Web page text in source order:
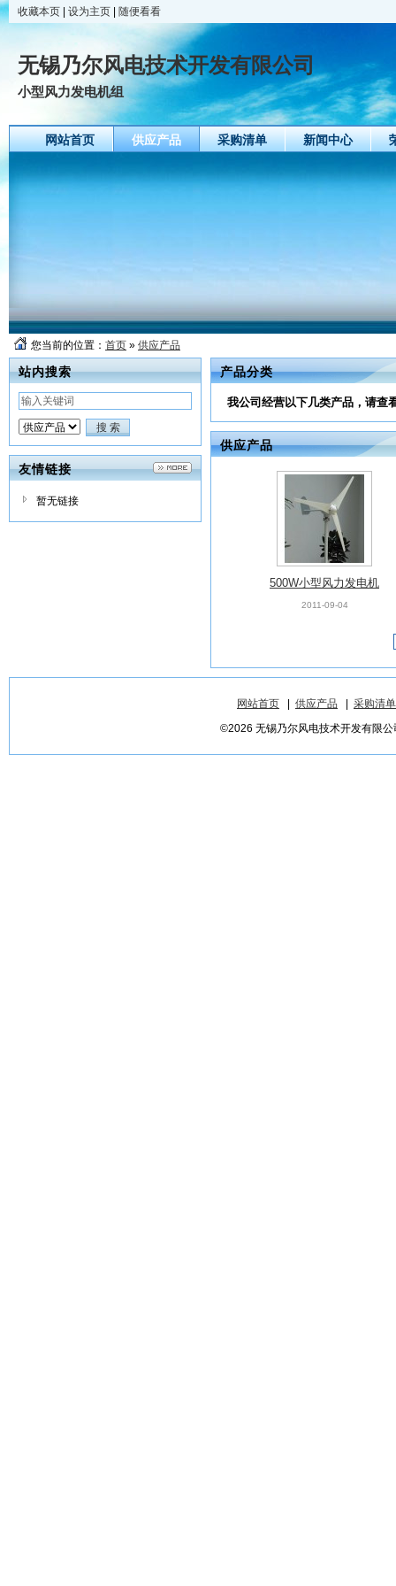
收藏本页 设为主页 随便看看
无锡乃尔风电技术开发有限公司
小型风力发电机组
网站首页 供应产品 采购清单 新闻中心
您当前的位置： 首页 » 供应产品
站内搜索
友情链接
暂无链接
产品分类
我公司经营以下几类产品，请查
供应产品
500W小型风力发电机
2011-09-04
网站首页 供应产品
采购清单
©2026 无锡乃尔风电技术开发有限